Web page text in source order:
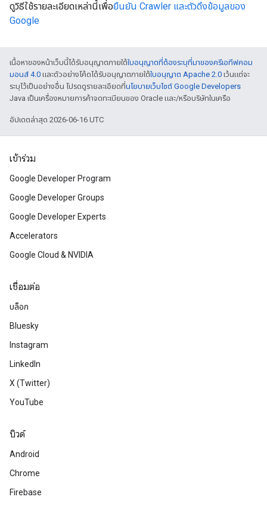
ดูวิธีใช้รายละเอียดเหล่านี้เพื่อยืนยัน Crawler และตัวดึงข้อมูลของ
Google
เนื้อหาของหน้าเว็บนี้ได้รับอนุญาตภายใต้ใบอนุญาตที่ต้องระบุที่มาของครีเอทีฟคอม
มอนส์ 4.0 และตัวอย่างโค้ดได้รับอนุญาตภายใต้ใบอนุญาต Apache 2.0 เว้นแต่จะ
ระบุไว้เป็นอย่างอื่น โปรดดูรายละเอียดที่นโยบายเว็บไซต์ Google Developers
Java เป็นเครื่องหมายการค้าจดทะเบียนของ Oracle และ/หรือบริษัทในเครือ
อัปเดตล่าสุด 2026-06-16 UTC
เข้าร่วม
Google Developer Program
Google Developer Groups
Google Developer Experts
Accelerators
Google Cloud & NVIDIA
เชื่อมต่อ
บล็อก
Bluesky
Instagram
LinkedIn
X (Twitter)
YouTube
บิวด์
Android
Chrome
Firebase